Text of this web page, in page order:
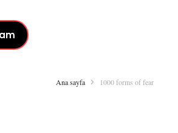
Ana sayfa 1000 forms of fear